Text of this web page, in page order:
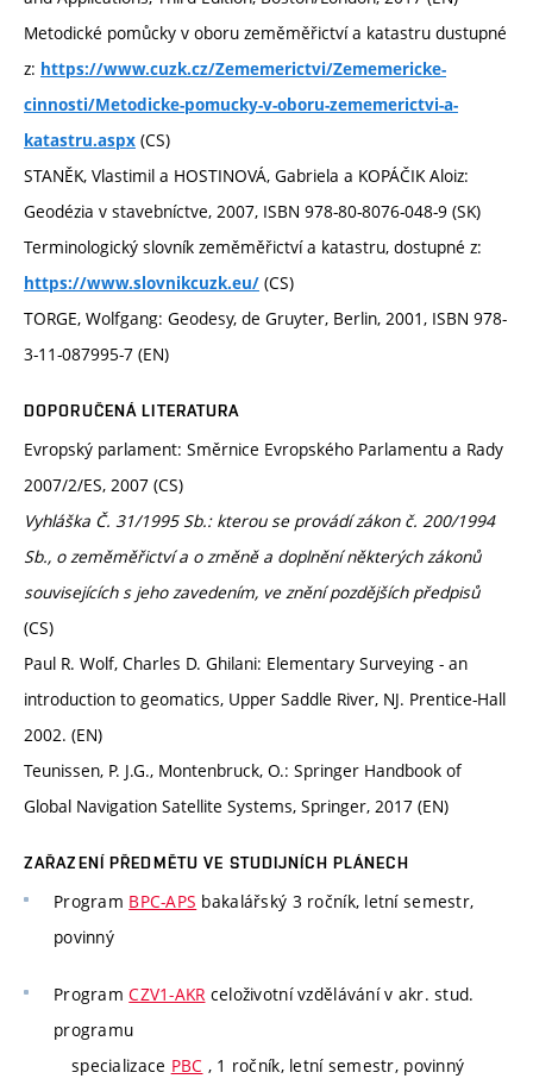
Metodické pomůcky v oboru zeměměřictví a katastru dustupné
z: https://www.cuzk.cz/Zememerictvi/Zememericke-
cinnosti/Metodicke-pomucky-v-oboru-zememerictvi-a-
katastru.aspx (CS)
STANĚK, Vlastimil a HOSTINOVÁ, Gabriela a KOPÁČIK Aloiz:
Geodézia v stavebníctve, 2007, ISBN 978-80-8076-048-9 (SK)
Terminologický slovník zeměměřictví a katastru, dostupné z:
https://www.slovnikcuzk.eu/ (CS)
TORGE, Wolfgang: Geodesy, de Gruyter, Berlin, 2001, ISBN 978-
3-11-087995-7 (EN)
DOPORUČENÁ LITERATURA
Evropský parlament: Směrnice Evropského Parlamentu a Rady
2007/2/ES, 2007 (CS)
Vyhláška Č. 31/1995 Sb.: kterou se provádí zákon č. 200/1994
Sb., o zeměměřictví a o změně a doplnění některých zákonů
souvisejících s jeho zavedením, ve znění pozdějších předpisů
(CS)
Paul R. Wolf, Charles D. Ghilani: Elementary Surveying - an
introduction to geomatics, Upper Saddle River, NJ. Prentice-Hall
2002. (EN)
Teunissen, P. J.G., Montenbruck, O.: Springer Handbook of
Global Navigation Satellite Systems, Springer, 2017 (EN)
ZAŘAZENÍ PŘEDMĚTU VE STUDIJNÍCH PLÁNECH
Program BPC-APS bakalářský 3 ročník, letní semestr,
povinný
ProgramCZV1-AKR celoživotní vzdělávání v akr. stud.
programu
specializace PBC , 1 ročník, letní semestr, povinný